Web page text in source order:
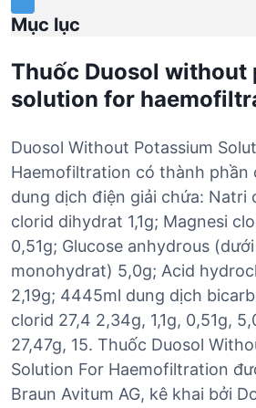
Mục lục
Thuốc Duosol without
solution for
Duosol Without Potassium
Haemofiltration có thành phần
dung dịch điện giải chứa: Natri
clorid dihydrat 1,1g; Magnesi
0,51g; Glucose anhydrous
monohydrat) 5,0g; Acid
2,19g; 4445ml dung dịch
clorid 27,4 2,34g, 1,1g, 0,51g,
27,47g, 15. Thuốc Duosol
Solution For Haemofiltration
Braun Avitum AG, kê khai bởi